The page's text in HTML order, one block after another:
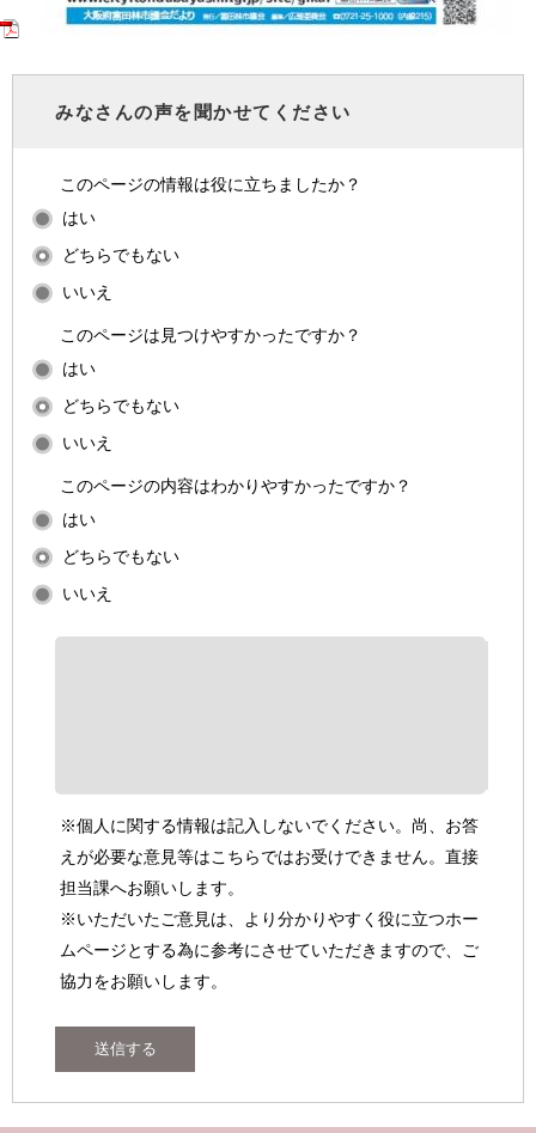
みなさんの声を聞かせてください
このページの情報は役に立ちましたか？
はい
どちらでもない
いいえ
このページは見つけやすかったですか？
はい
どちらでもない
いいえ
このページの内容はわかりやすかったですか？
はい
どちらでもない
いいえ
※個人に関する情報は記入しないでください。尚、お答
えが必要な意見等はこちらではお受けできません。直接
担当課へお願いします。
※いただいたご意見は、より分かりやすく役に立つホー
ムページとする為に参考にさせていただきますので、ご
協力をお願いします。